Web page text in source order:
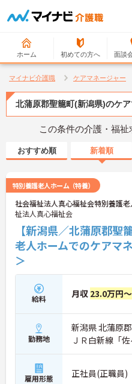
ホーム 初めての方へ 面談
マイナビ介護職 ケアマネージャー
北蒲原郡聖籠町(新潟県)のケ
この条件の介護・福祉
おすすめ順 新着順
特別養護老人ホーム（特養）
社会福祉法人真心福祉会特別養護
祉法人真心福祉会
【新潟県／北蒲原郡
老人ホームでのケアマ
＞
給料 月収 23.0万円
勤務地
新潟県 北蒲原
ＪＲ白新線「
雇用形態 正社員(正職員)